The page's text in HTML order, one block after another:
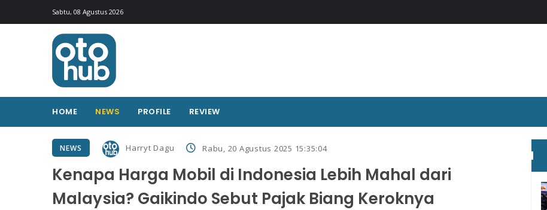
Sabtu, 08 Agustus 2026
HOME NEWS PROFILE REVIEW
NEWS Harryt Dagu Rabu, 20 Agustus 2025 15:35:04
Kenapa Harga Mobil di Indonesia Lebih Mahal dari
Malaysia? Gaikindo Sebut Pajak Biang Keroknya